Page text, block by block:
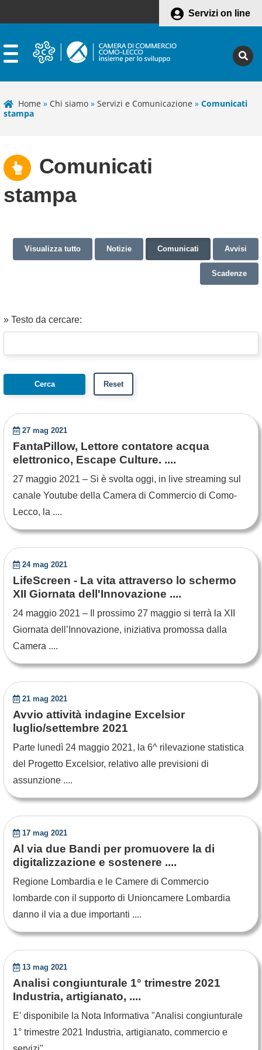
Servizi on line
Home » Chi siamo » Servizi e Comunicazione » Comunicati
stampa
Comunicati
stampa
Visualizza tutto Notizie Comunicati Avvisi
Scadenze
» Testo da cercare:
27 mag 2021
FantaPillow, Lettore contatore acqua
elettronico, Escape Culture. ....
27 maggio 2021 – Si è svolta oggi, in live streaming sul
canale Youtube della Camera di Commercio di Como-
Lecco, la ....
24 mag 2021
LifeScreen - La vita attraverso lo schermo
XII Giornata dell'Innovazione ....
24 maggio 2021 – Il prossimo 27 maggio si terrà la XII
Giornata dell’Innovazione, iniziativa promossa dalla
Camera ....
21 mag 2021
Avvio attività indagine Excelsior
luglio/settembre 2021
Parte lunedì 24 maggio 2021, la 6^ rilevazione statistica
del Progetto Excelsior, relativo alle previsioni di
assunzione ....
17 mag 2021
Al via due Bandi per promuovere la di
digitalizzazione e sostenere ....
Regione Lombardia e le Camere di Commercio
lombarde con il supporto di Unioncamere Lombardia
danno il via a due importanti ....
13 mag 2021
Analisi congiunturale 1° trimestre 2021
Industria, artigianato, ....
E' disponibile la Nota Informativa "Analisi congiunturale
1° trimestre 2021 Industria, artigianato, commercio e